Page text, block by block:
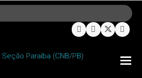
facebookinstagram
twitter